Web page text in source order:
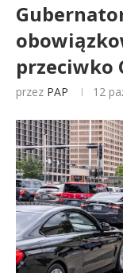
przeciwko
przez PAP 12